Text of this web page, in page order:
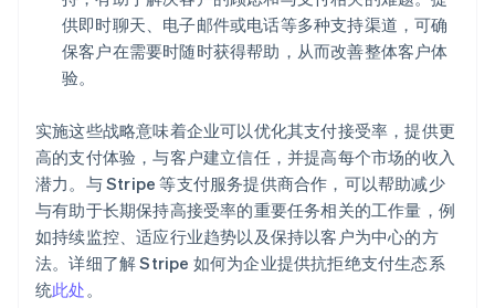
供即时聊天、电子邮件或电话等多种支持渠道，可确
保客户在需要时随时获得帮助，从而改善整体客户体
验。
实施这些战略意味着企业可以优化其支付接受率，提供更
高的支付体验，与客户建立信任，并提高每个市场的收入
潜力。与 Stripe 等支付服务提供商合作，可以帮助减少
与有助于长期保持高接受率的重要任务相关的工作量，例
如持续监控、适应行业趋势以及保持以客户为中心的方
法。详细了解 Stripe 如何为企业提供抗拒绝支付生态系
统此处。
阿联酋
English
爱尔兰
爱沙尼亚
English
奥地利
DeutschEnglish
澳大利亚
English
巴西
Português